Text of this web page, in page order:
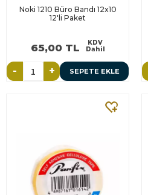
Noki 1210 Büro Bandı 12x10
12'li Paket
65,00 TL
KDV
Dahil
- + SEPETE EKLE